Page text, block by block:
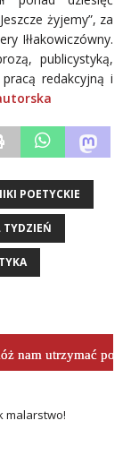
żyjemy”, za
Iłłakowiczówny.
publicystyką,
redakcyjną i
POETYCKIE
TYDZIEŃ
nam utrzymać
malarstwo!